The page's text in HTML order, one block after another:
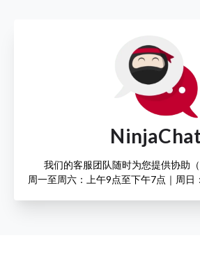
我们的客服团队随时为您提供协助（
周一至周六：上午9点至下午7点｜周日